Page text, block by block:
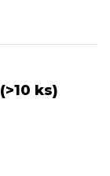
(>10 ks)